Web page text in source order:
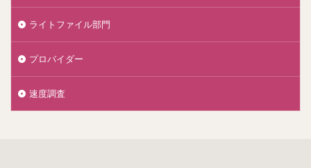
ライトファイル部門
プロバイダー
速度調査